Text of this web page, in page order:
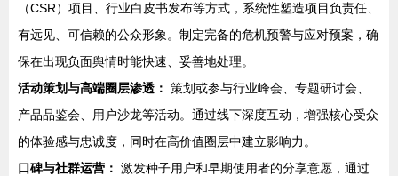
（CSR）项目、行业白皮书发布等方式，系统性塑造项目负责任、
有远见、可信赖的公众形象。制定完备的危机预警与应对预案，确
保在出现负面舆情时能快速、妥善地处理。
活动策划与高端圈层渗透： 策划或参与行业峰会、专题研讨会、
产品品鉴会、用户沙龙等活动。通过线下深度互动，增强核心受众
的体验感与忠诚度，同时在高价值圈层中建立影响力。
口碑与社群运营： 激发种子用户和早期使用者的分享意愿，通过